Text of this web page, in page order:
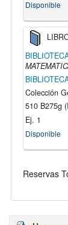
Disponible
Colección
510 B275g (
Ej. 1
Disponible
Reservas